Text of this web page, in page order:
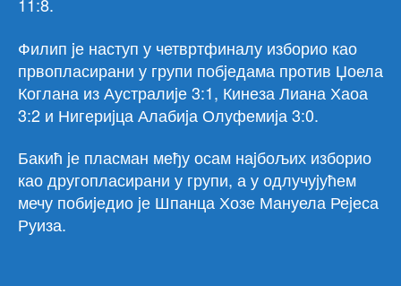
Филип jе наступ у четвртфиналу изборио као
првопласирани у групи побjедама против Џоела
Коглана из Аустралиjе 3:1, Кинеза Лиана Хаоа
3:2 и Нигериjца Алабиjа Олуфемиjа 3:0.
Бакић jе пласман међу осам наjбољих изборио
као другопласирани у групи, а у одлучуjућем
мечу побиjедио jе Шпанца Хозе Мануела Реjеса
Руиза.